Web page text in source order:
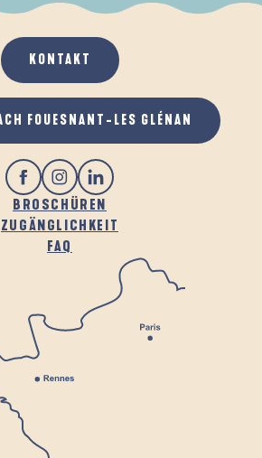
BROSCHÜREN
ZUGÄNGLICHKEIT
FAQ
KONTAKT
FOUESNANT-LES GLÉNAN